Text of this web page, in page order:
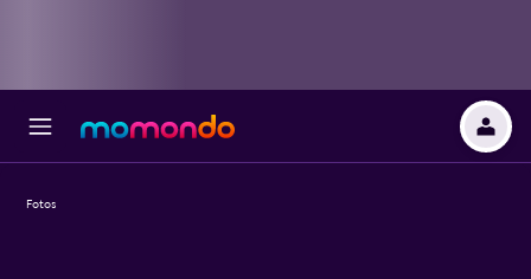
Fotos